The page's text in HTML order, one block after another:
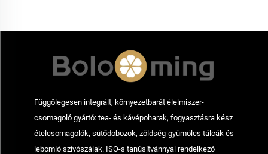
Függőlegesen integrált, környezetbarát élelmiszer-
csomagoló gyártó: tea- és kávépoharak, fogyasztásra kész
ételcsomagolók, sütődobozok, zöldség-gyümölcs tálcák és
lebomló szívószálak. ISO-s tanúsítvánnyal rendelkező